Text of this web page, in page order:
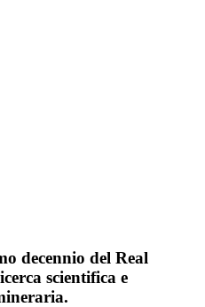
decennio del Real
scientifica e